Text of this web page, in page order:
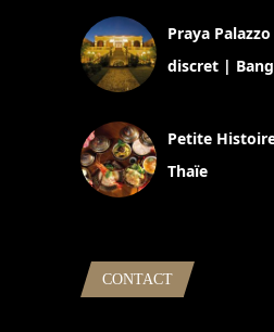
Praya
discret |
Petite
Thaïe
CONTACT